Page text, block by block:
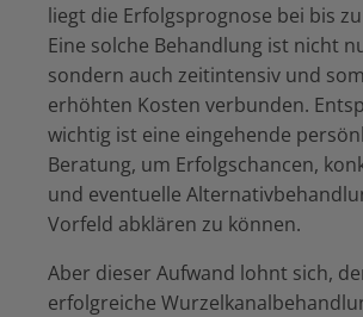
liegt die Erfolgsprognose bei bis
Eine solche Behandlung ist nicht
sondern auch zeitintensiv und
erhöhten Kosten verbunden.
wichtig ist eine eingehende
Beratung, um Erfolgschancen,
und eventuelle
Vorfeld abklären zu können.
Aber dieser Aufwand lohnt sich,
erfolgreiche